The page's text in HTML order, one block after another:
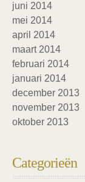
juni 2014
mei 2014
april 2014
maart 2014
februari 2014
januari 2014
december 2013
november 2013
oktober 2013
Categorieën